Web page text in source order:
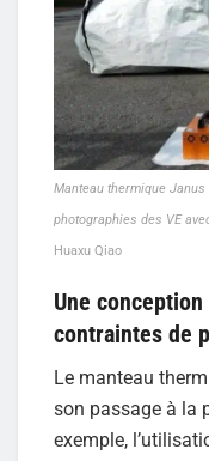
Manteau thermique
photographies des VE
Huaxu Qiao
Une
contraintes de
Le manteau
son passage à la
exemple,